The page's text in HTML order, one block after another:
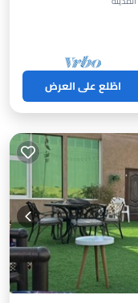
اطّلع على العرض